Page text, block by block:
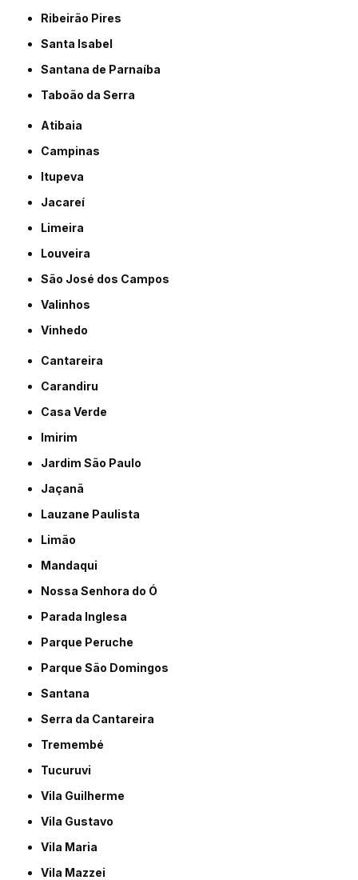
Ribeirão Pires
Santa Isabel
Santana de Parnaíba
Taboão da Serra
Atibaia
Campinas
Itupeva
Jacareí
Limeira
Louveira
São José dos Campos
Valinhos
Vinhedo
Cantareira
Carandiru
Casa Verde
Imirim
Jardim São Paulo
Jaçanã
Lauzane Paulista
Limão
Mandaqui
Nossa Senhora do Ó
Parada Inglesa
Parque Peruche
Parque São Domingos
Santana
Serra da Cantareira
Tremembé
Tucuruvi
Vila Guilherme
Vila Gustavo
Vila Maria
Vila Mazzei